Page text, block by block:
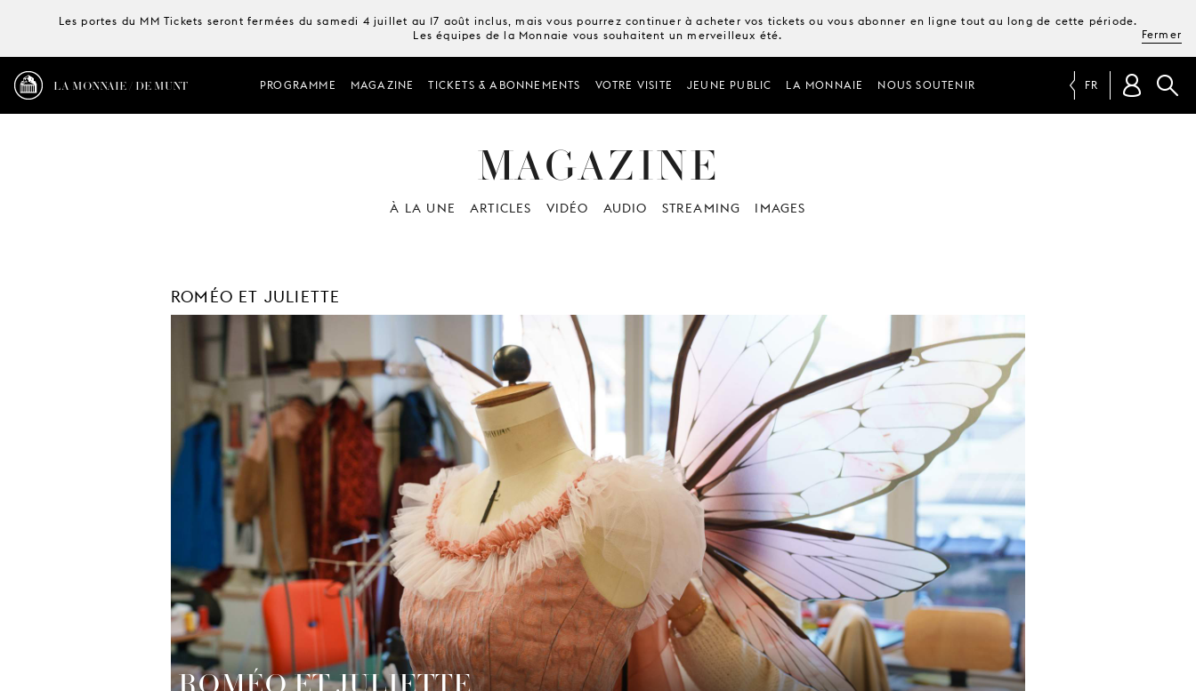
Les portes du MM Tickets seront fermées du samedi 4 juillet au 17 août inclus, mais vous pourrez continuer à acheter vos tickets ou vous abonner en ligne tout au long de cette période.
Les équipes de la Monnaie vous souhaitent un merveilleux été.
Fermer
LA MONNAIE / DE MUNT PROGRAMME MAGAZINE TICKETS & ABONNEMENTS VOTRE VISITE JEUNE PUBLIC LA MONNAIE NOUS SOUTENIR FR
MAGAZINE
À LA UNE ARTICLES VIDÉO AUDIO STREAMING IMAGES
ROMÉO ET JULIETTE
ROMÉO ET JULIETTE